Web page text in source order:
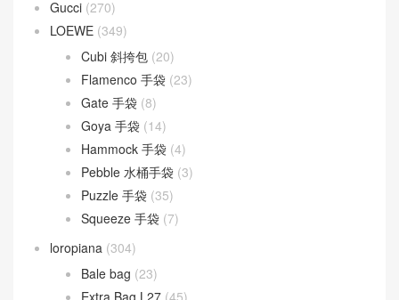
Baguette
By The Way
Fendigraphy (18)
Peekaboo (107)
Sunshine(10)
Goyard(523)
Gucci (270)
LOEWE(349)
Cubi 斜挎包 (20)
Flamenco 手袋(23)
Gate 手袋
Goya 手袋(14)